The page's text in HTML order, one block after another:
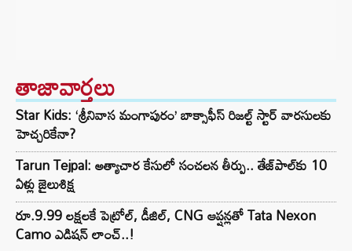
తాజావార్తలు
Star Kids: ‘శ్రీనివాస మంగాపురం’ బాక్సాఫీస్ రిజల్ట్ స్టార్ వారసులకు
హెచ్చరికేనా?
Tarun Tejpal: అత్యాచార కేసులో సంచలన తీర్పు.. తేజ్‌పాల్‌కు 10
ఏళ్లు జైలుశిక్ష
రూ.9.99 లక్షలకే పెట్రోల్, డీజిల్, CNG ఆప్షన్లతో Tata Nexon
Camo ఎడిషన్ లాంచ్..!